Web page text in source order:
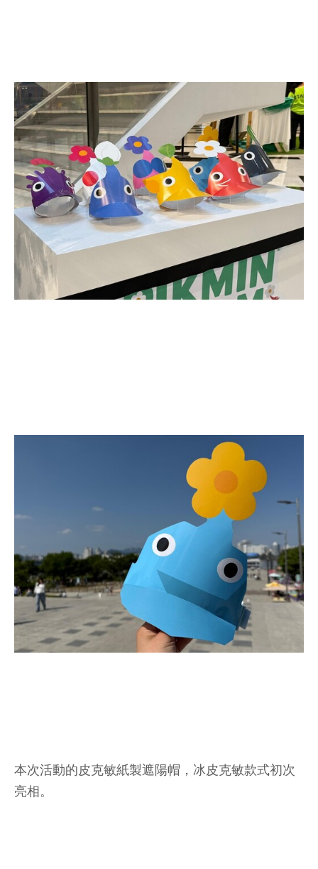
本次活動的皮克敏紙製遮陽帽，冰皮克敏款式初次
亮相。